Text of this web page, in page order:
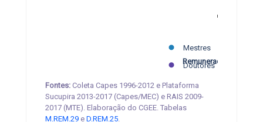
Mestres
Doutores
Remuneração média
Fontes: Coleta Capes 1996-2012 e Plataforma
Sucupira 2013-2017 (Capes/MEC) e RAIS 2009-
2017 (MTE). Elaboração do CGEE. Tabelas
M.REM.29 e D.REM.25.